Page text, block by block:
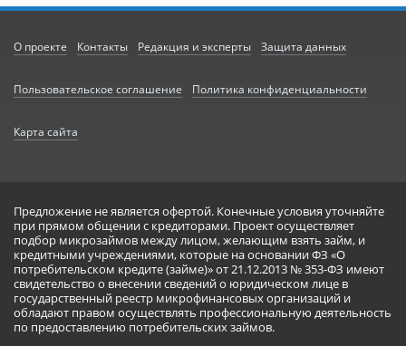
О проекте Контакты Редакция и эксперты Защита данных
Пользовательское соглашение Политика конфиденциальности
Карта сайта
Предложение не является офертой. Конечные условия уточняйте
при прямом общении с кредиторами. Проект осуществляет
подбор микрозаймов между лицом, желающим взять займ, и
кредитными учреждениями, которые на основании ФЗ «О
потребительском кредите (займе)» от 21.12.2013 № 353-ФЗ имеют
свидетельство о внесении сведений о юридическом лице в
государственный реестр микрофинансовых организаций и
обладают правом осуществлять профессиональную деятельность
по предоставлению потребительских займов.